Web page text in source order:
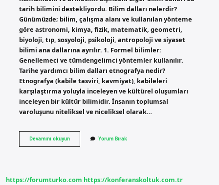
tarih bilimini destekliyordu. Bilim dalları nelerdir?
Günümüzde; bilim, çalışma alanı ve kullanılan yönteme
göre astronomi, kimya, fizik, matematik, geometri,
biyoloji, tıp, sosyoloji, psikoloji, antropoloji ve siyaset
bilimi ana dallarına ayrılır. 1. Formel bilimler:
Genellemeci ve tümdengelimci yöntemler kullanılır.
Tarihe yardımcı bilim dalları etnografya nedir?
Etnografya (kabile tasviri, kavmiyat), kabileleri
karşılaştırma yoluyla inceleyen ve kültürel oluşumları
inceleyen bir kültür bilimidir. İnsanın toplumsal
varoluşunu niteliksel ve niceliksel olarak…
Devamını okuyunTarihe
Yardımcı
Yorum Bırak
https://forumturko.com https://konferanskoltuk.com.tr